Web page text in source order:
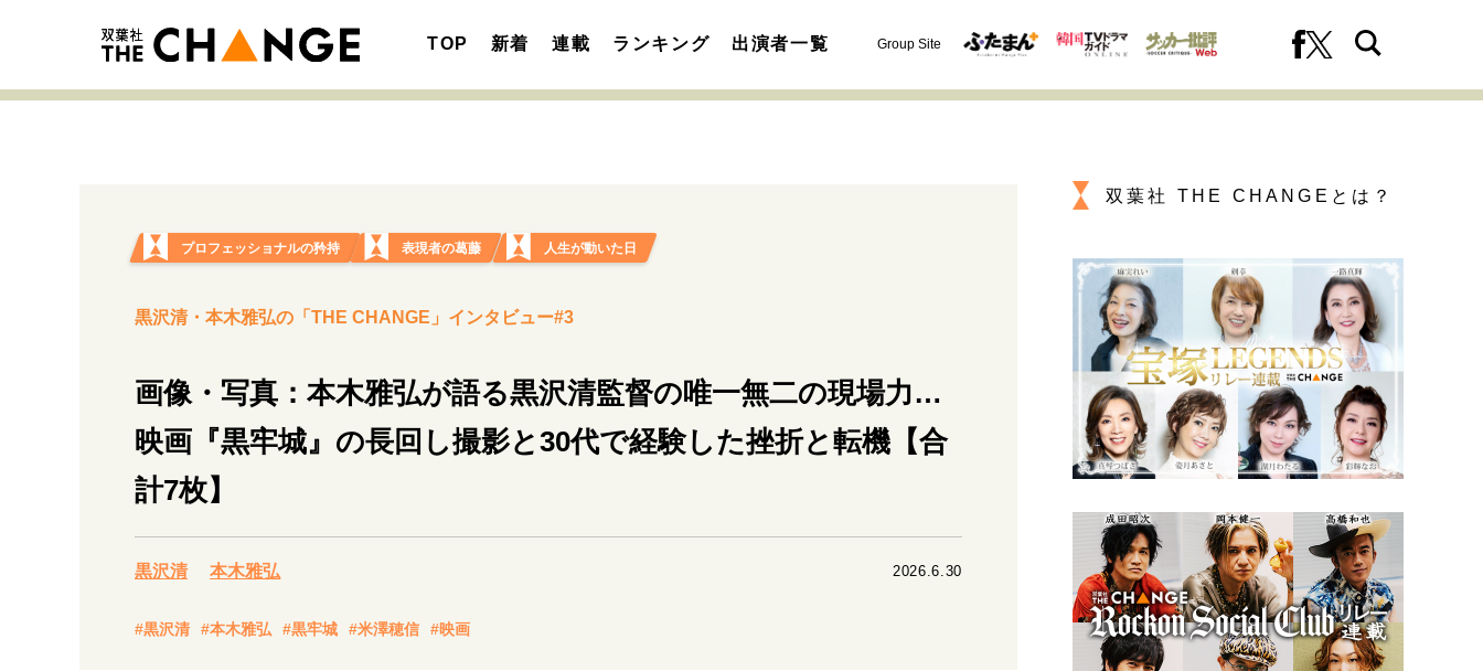
TOP 新着 連載 ランキング 出演者一覧 Group Site
SPECIAL 注目の記事テーマで探す
プロフェッショナルの矜持
表現者の葛藤
キャリア・働き方 セカンドキャリアの描き方 独立という決断 大人の学び直し
ファーストキャリアを拓く
夢を掴む選択
経営・ビジネス
マインドセット 20代の現在地 忘れられない言葉 10代・20代の土台
プロフェッショナルの矜持 表現者の葛藤 人生が動いた日
黒沢清・本木雅弘の「THE CHANGE」インタビュー#3
画像・写真：本木雅弘が語る黒沢清監督の唯一無二の現場力…
映画『黒牢城』の長回し撮影と30代で経験した挫折と転機【合
計7枚】
黒沢清 本木雅弘 2026.6.30
#黒沢清 #本木雅弘 #黒牢城 #米澤穂信 #映画
双葉社 THE CHANGEとは？